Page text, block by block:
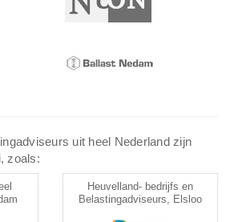
uit heel Nederland zijn
zoals:
Heuvelland- bedrijfs en
Belastingadviseurs, Elsloo